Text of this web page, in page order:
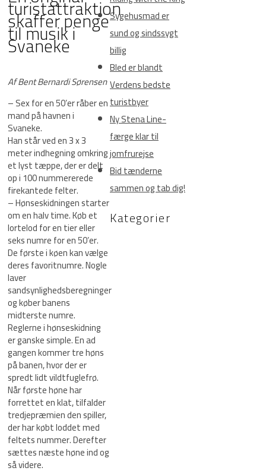
turistattraktion
skaffer penge
til musik i
Svaneke
Af Bent Bernardi Sørensen
– Sex for en 50’er råber en
mand på havnen i
Svaneke.
Han står ved en 3 x 3
meter indhegning omkring
et lyst tæppe, der er delt
op i 100 nummererede
firekantede felter.
– Hønseskidningen starter
om en halv time. Køb et
lortelod for en tier eller
seks numre for en 50’er.
De første i køen kan vælge
deres favoritnumre. Nogle
laver
sandsynlighedsberegninger
og køber banens
midterste numre.
Reglerne i hønseskidning
er ganske simple. En ad
gangen kommer tre høns
på banen, hvor der er
spredt lidt vildtfuglefrø.
Når første høne har
forrettet en klat, tilfalder
tredjepræmien den spiller,
der har købt loddet med
feltets nummer. Derefter
sættes næste høne ind og
så videre.
Sygehusmad er
sund og sindssygt
billig
Bled er blandt
Verdens bedste
turistbyer
Ny Stena Line-
færge klar til
jomfrurejse
Bid tænderne
sammen og tab dig!
Kategorier